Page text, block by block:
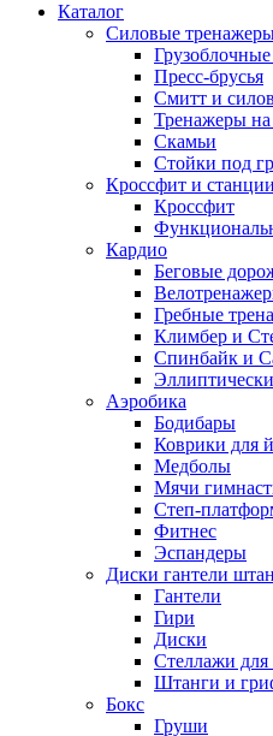
Каталог
Силовые
Пресс-брусья
Смитт и
Тренажеры на
Скамьи
Стойки под
Кроссфит и станции
Кроссфит
Кардио
Беговые
Гребные
Климбер и
Спинбайк и
Аэробика
Бодибары
Коврики для
Медболы
Мячи
Степ-
Фитнес
Эспандеры
Диски гантели
Гантели
Гири
Диски
Стеллажи для
Штанги и
Бокс
Груши